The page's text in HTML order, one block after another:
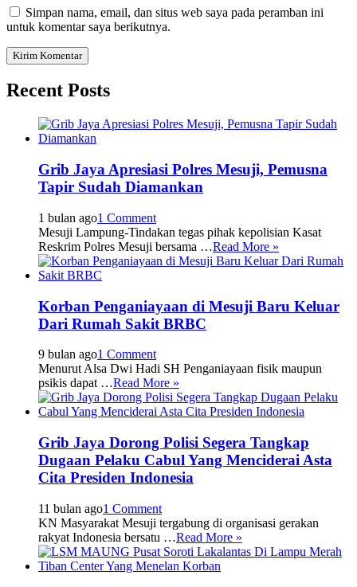
Simpan nama, email, dan situs web saya pada peramban ini
untuk komentar saya berikutnya.
Recent Posts
Grib Jaya Apresiasi Polres Mesuji, Pemusna
Tapir Sudah Diamankan
1 bulan ago1 Comment
Mesuji Lampung-Tindakan tegas pihak kepolisian Kasat
Reskrim Polres Mesuji bersama …Read More »
Korban Penganiayaan di Mesuji Baru Keluar
Dari Rumah Sakit BRBC
9 bulan ago1 Comment
Menurut Alsa Dwi Hadi SH Penganiayaan fisik maupun
psikis dapat …Read More »
Grib Jaya Dorong Polisi Segera Tangkap
Dugaan Pelaku Cabul Yang Menciderai Asta
Cita Presiden Indonesia
11 bulan ago1 Comment
KN Masyarakat Mesuji tergabung di organisasi gerakan
rakyat Indonesia bersatu …Read More »